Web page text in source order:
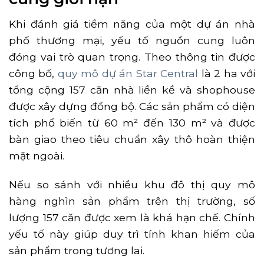
Khi đánh giá tiềm năng của một dự án nhà
phố thương mại, yếu tố nguồn cung luôn
đóng vai trò quan trọng. Theo thông tin được
công bố, quy mô dự án Star Central là 2 ha với
tổng cộng 157 căn nhà liền kề và shophouse
được xây dựng đồng bộ. Các sản phẩm có diện
tích phổ biến từ 60 m² đến 130 m² và được
bàn giao theo tiêu chuẩn xây thô hoàn thiện
mặt ngoài.
Nếu so sánh với nhiều khu đô thị quy mô
hàng nghìn sản phẩm trên thị trường, số
lượng 157 căn được xem là khá hạn chế. Chính
yếu tố này giúp duy trì tính khan hiếm của
sản phẩm trong tương lai.